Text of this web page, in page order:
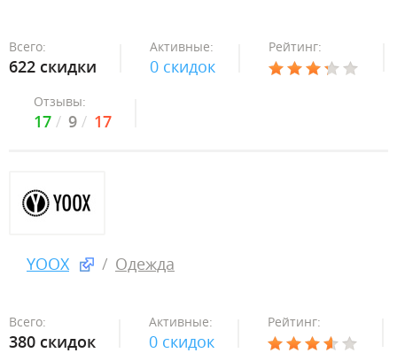
Всего:
622 скидки
Активные:
0 скидок
Рейтинг:
Отзывы:
17 9 17
YOOX Одежда
Всего:
380 скидок
Активные:
0 скидок
Рейтинг: